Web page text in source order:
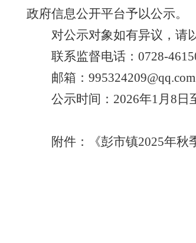
政府信息公开平台予以公示。
对公示对象如有异议，请
联系监督电话：0728-
邮箱：995324209@qq.com
公示时间：2026年1月8日
附件：《彭市镇2025年秋